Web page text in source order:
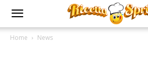
Home News